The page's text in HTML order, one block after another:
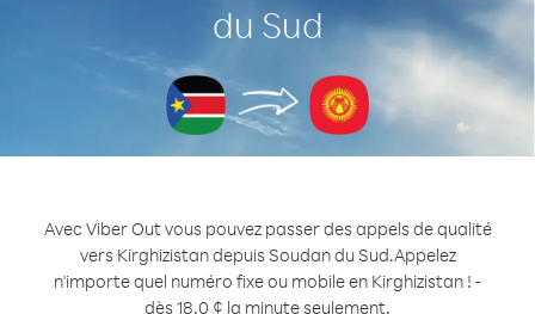
du Sud
Avec Viber Out vous pouvez passer des appels de qualité
vers Kirghizistan depuis Soudan du Sud.Appelez
n'importe quel numéro fixe ou mobile en Kirghizistan ! -
dès 18.0 ¢ la minute seulement.